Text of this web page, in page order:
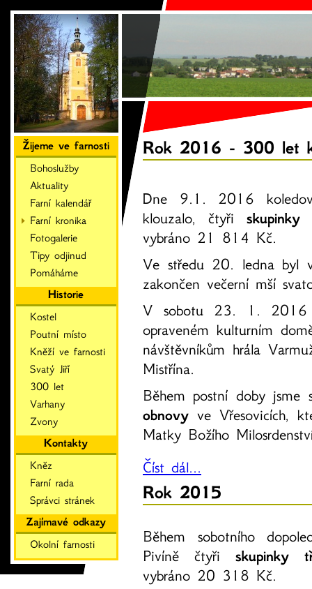
Žijeme ve farnosti
Bohoslužby
Aktuality
Farní kalendář
Farní kronika
Fotogalerie
Tipy odjinud
Pomáháme
Historie
Kostel
Poutní místo
Kněží ve farnosti
Svatý Jiří
300 let
Varhany
Zvony
Kontakty
Kněz
Farní rada
Správci stránek
Zajímavé odkazy
Okolní farnosti
Rok 2016 - 300 let
Dne 9.1. 2016
klouzalo, čtyři skupinky
vybráno 21 814 Kč.
Ve středu 20. ledna byl
zakončen večerní mší
V sobotu 23. 1.
opraveném kulturním
návštěvníkům hrála
Mistřína.
Během postní doby jsme
obnovyve Vřesovicích,
Matky Božího
Číst dál...
Rok 2015
Během sobotního
Pivíně čtyři skupinky
vybráno 20 318 Kč.